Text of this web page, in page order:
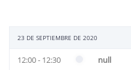
23 DE SEPTIEMBRE DE 2020
12:00 - 12:30 null